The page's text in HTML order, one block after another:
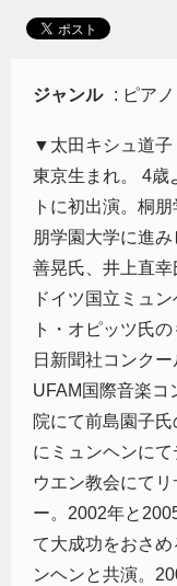
ジャンル : ピアノ
▼太田キシュ道子
東京生まれ。 4歳
トに初出演。桐
朋学園大学に進
善晃氏、井上直幸
ドイツ国立ミュ
ト・オピッツ氏
日新聞社コンク
UFAM国際音楽コ
院にて前島園子
にミュンヘンに
ウエン教会にて
ー。2002年と
て大成功をおさ
ンヘンと共演。